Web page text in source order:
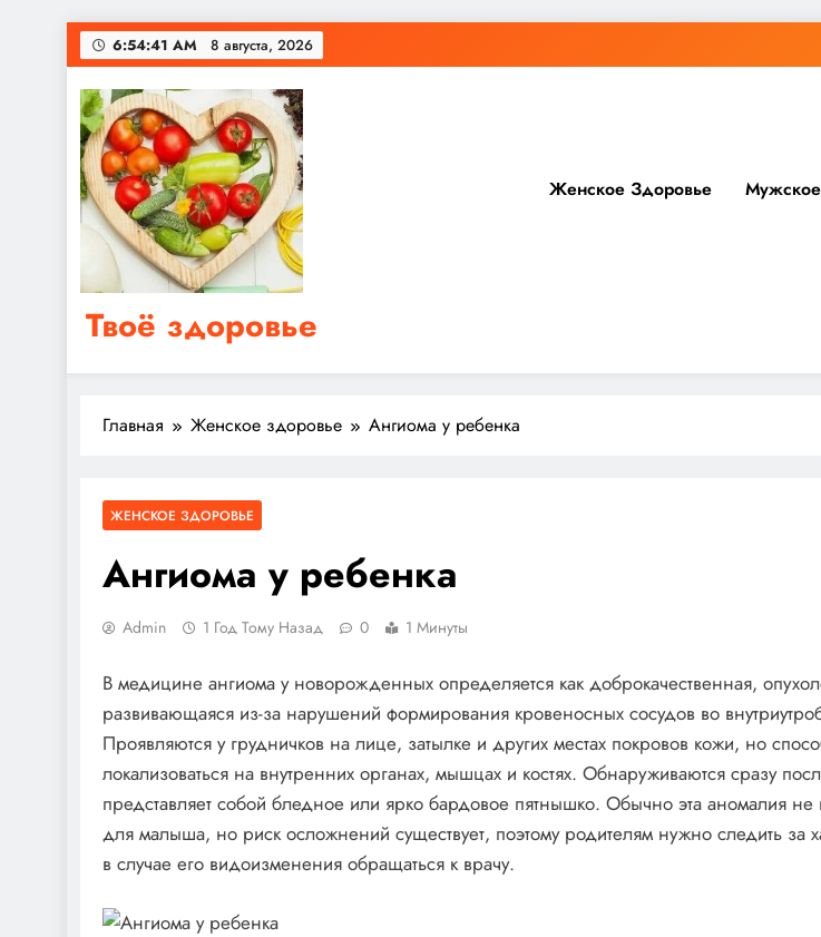
Перейти
к
содержимому
6:54:41 AM 8 августа, 2026
Твоё здоровье
Сайт о правильном питании, женском и мужском здоровье
Женское Здоровье
Главная Женское здоровье Ангиома у ребенка
ЖЕНСКОЕ ЗДОРОВЬЕ
Ангиома у ребенка
Admin 1 Год Тому Назад 0 1 Минуты
В медицине ангиома у новорожденных определяется как доброкачественная,
развивающаяся из-за нарушений формирования кровеносных сосудов во
Проявляются у грудничков на лице, затылке и других местах покровов кожи, но
локализоваться на внутренних органах, мышцах и костях. Обнаруживаются сразу
представляет собой бледное или ярко бардовое пятнышко. Обычно эта аномалия не
для малыша, но риск осложнений существует, поэтому родителям нужно следить за
в случае его видоизменения обращаться к врачу.